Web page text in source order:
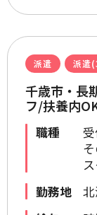
派遣 派遣
千歳市・長
フ/扶養内
職種
勤務地